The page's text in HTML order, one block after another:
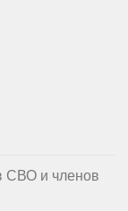
СВО и членов